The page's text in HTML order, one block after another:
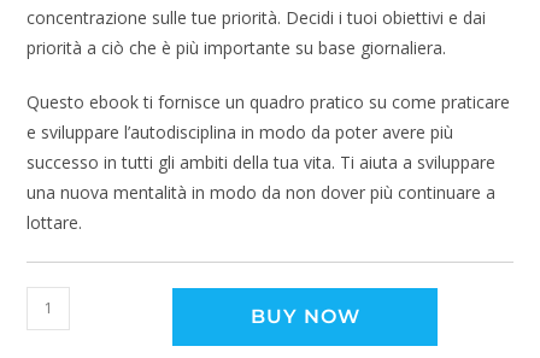
concentrazione sulle tue priorità. Decidi i tuoi obiettivi e dai
priorità a ciò che è più importante su base giornaliera.
Questo ebook ti fornisce un quadro pratico su come praticare
e sviluppare l’autodisciplina in modo da poter avere più
successo in tutti gli ambiti della tua vita. Ti aiuta a sviluppare
una nuova mentalità in modo da non dover più continuare a
lottare.
BUY NOW